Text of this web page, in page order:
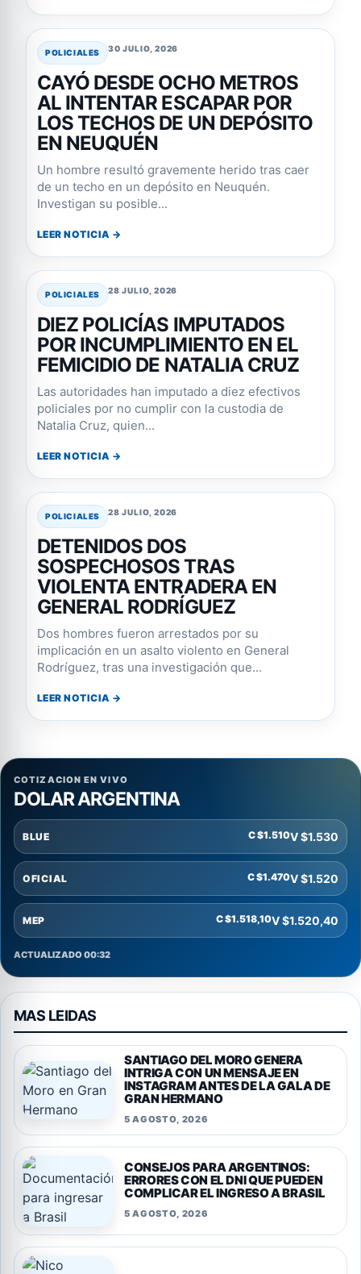
POLICIALES 30 JULIO, 2026
CAYÓ DESDE OCHO METROS
AL INTENTAR ESCAPAR POR
LOS TECHOS DE UN DEPÓSITO
EN NEUQUÉN
Un hombre resultó gravemente herido tras caer
de un techo en un depósito en Neuquén.
Investigan su posible...
LEER NOTICIA →
POLICIALES 28 JULIO, 2026
DIEZ POLICÍAS IMPUTADOS
POR INCUMPLIMIENTO EN EL
FEMICIDIO DE NATALIA CRUZ
Las autoridades han imputado a diez efectivos
policiales por no cumplir con la custodia de
Natalia Cruz, quien...
LEER NOTICIA →
POLICIALES 28 JULIO, 2026
DETENIDOS DOS
SOSPECHOSOS TRAS
VIOLENTA ENTRADERA EN
GENERAL RODRÍGUEZ
Dos hombres fueron arrestados por su
implicación en un asalto violento en General
Rodríguez, tras una investigación que...
LEER NOTICIA →
COTIZACION EN VIVO
DOLAR ARGENTINA
BLUE C $1.510V $1.530
OFICIAL C $1.470V $1.520
MEP C $1.518,10V $1.520,40
ACTUALIZADO 00:32
MAS LEIDAS
SANTIAGO DEL MORO GENERA
INTRIGA CON UN MENSAJE EN
INSTAGRAM ANTES DE LA GALA DE
GRAN HERMANO
5 AGOSTO, 2026
CONSEJOS PARA ARGENTINOS:
ERRORES CON EL DNI QUE PUEDEN
COMPLICAR EL INGRESO A BRASIL
5 AGOSTO, 2026